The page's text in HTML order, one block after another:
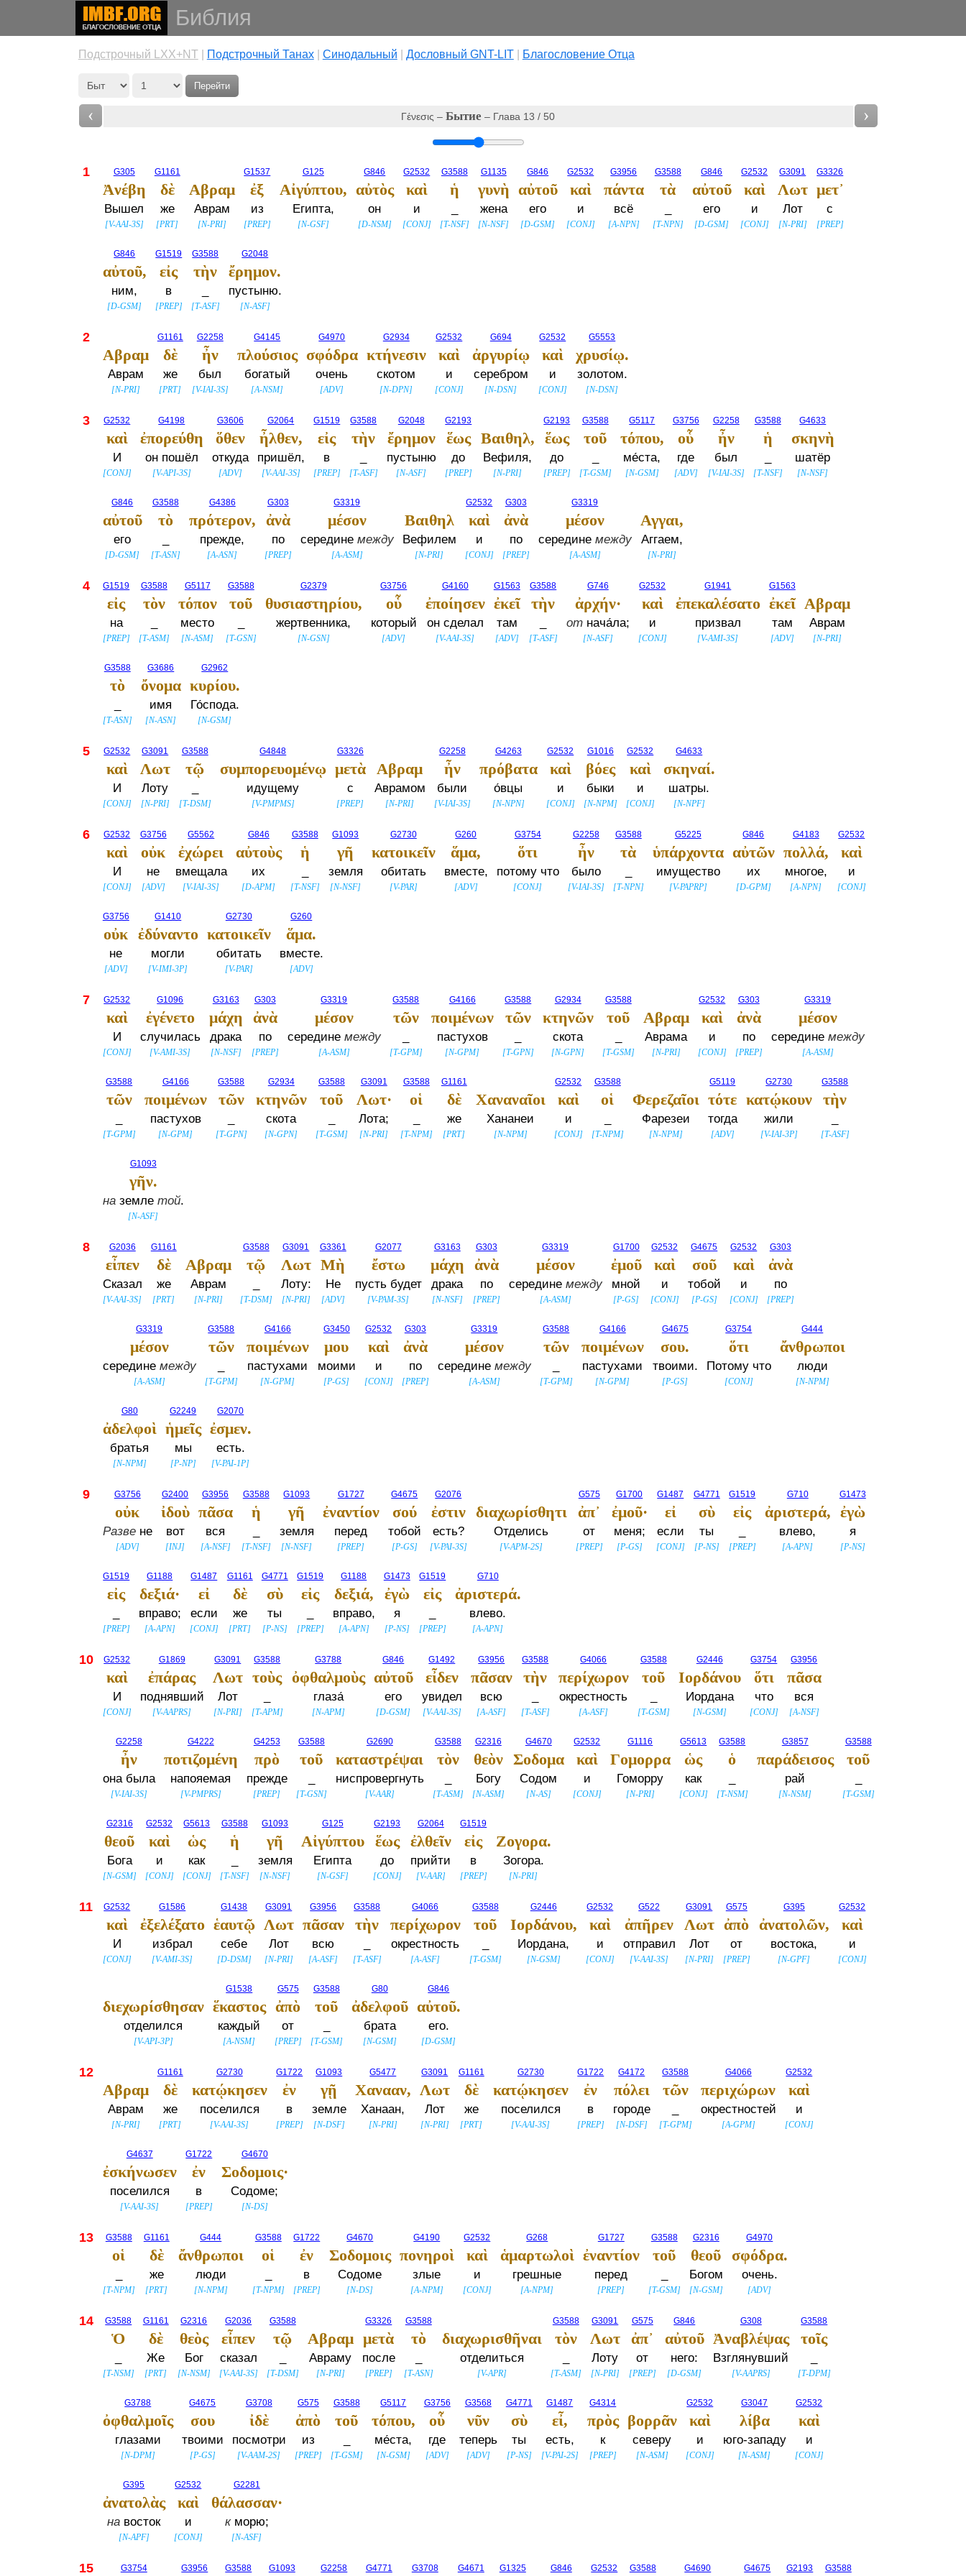
Библия
Подстрочный LXX+NT| Подстрочный Танах| Cинодальный Дословный GNT-LIT| Благословение Отца
Перейти
‹ Γένεσις –Бытие – Глава 13 / 50 ›
1 G305
Ἀνέβη
Вышел
[V-AAI-3S]
G1161
δὲ
же
[PRT]
Αβραμ
Аврам
[N-PRI]
G1537
ἐξ
из
[PREP]
G125
Αἰγύπτου,
Египта,
[N-GSF]
G846
αὐτὸς
он
[D-NSM]
G2532
καὶ
и
[CONJ]
G3588
ἡ
[T-NSF]
G1135
γυνὴ
жена
[N-NSF]
G846
αὐτοῦ
его
[D-GSM]
G2532
καὶ
и
[CONJ]
G3956
πάντα
всё
[A-NPN]
G3588
τὰ
[T-NPN]
G846
αὐτοῦ
его
[D-GSM]
G2532
καὶ
и
[CONJ]
G3091
Λωτ
Лот
[N-PRI]
G3326
μετ᾽
с
[PREP]
G846
αὐτοῦ,
ним,
[D-GSM]
G1519
εἰς
в
[PREP]
G3588
τὴν
[T-ASF]
G2048
ἔρημον.
пустыню.
[N-ASF]
2
Αβραμ
Аврам
[N-PRI]
G1161
δὲ
же
[PRT]
G2258
ἦν
был
[V-IAI-3S]
G4145
πλούσιος
богатый
[A-NSM]
G4970
σφόδρα
очень
[ADV]
G2934
κτήνεσιν
скотом
[N-DPN]
G2532
καὶ
и
[CONJ]
G694
ἀργυρίῳ
серебром
[N-DSN]
G2532
καὶ
и
[CONJ]
G5553
χρυσίῳ.
золотом.
[N-DSN]
3 G2532
καὶ
И
[CONJ]
G4198
ἐπορεύθη
он пошёл
[V-API-3S]
G3606
ὅθεν
откуда
[ADV]
G2064
ἦλθεν,
пришёл,
[V-AAI-3S]
G1519
εἰς
в
[PREP]
G3588
τὴν
[T-ASF]
G2048
ἔρημον
пустыню
[N-ASF]
G2193
ἕως
до
[PREP]
Βαιθηλ,
Вефиля,
[N-PRI]
G2193
ἕως
до
[PREP]
G3588
τοῦ
[T-GSM]
G5117
τόπου,
ме́ста,
[N-GSM]
G3756
οὗ
где
[ADV]
G2258
ἦν
был
[V-IAI-3S]
G3588
ἡ
[T-NSF]
G4633
σκηνὴ
шатёр
[N-NSF]
G846
αὐτοῦ
его
[D-GSM]
G3588
τὸ
[T-ASN]
G4386
πρότερον,
прежде,
[A-ASN]
G303
ἀνὰ
по
[PREP]
G3319
μέσον
середине между
[A-ASM]
Βαιθηλ
Вефилем
[N-PRI]
G2532
καὶ
и
[CONJ]
G303
ἀνὰ
по
[PREP]
G3319
μέσον
середине между
[A-ASM]
Αγγαι,
Аггаем,
[N-PRI]
4 G1519
εἰς
на
[PREP]
G3588
τὸν
[T-ASM]
G5117
τόπον
место
[N-ASM]
G3588
τοῦ
[T-GSN]
G2379
θυσιαστηρίου,
жертвенника,
[N-GSN]
G3756
οὗ
который
[ADV]
G4160
ἐποίησεν
он сделал
[V-AAI-3S]
G1563
ἐκεῖ
там
[ADV]
G3588
τὴν
[T-ASF]
G746
ἀρχήν·
отнача́ла;
[N-ASF]
G2532
καὶ
и
[CONJ]
G1941
ἐπεκαλέσατο
призвал
[V-AMI-3S]
G1563
ἐκεῖ
там
[ADV]
Αβραμ
Аврам
[N-PRI]
G3588
τὸ
[T-ASN]
G3686
ὄνομα
имя
[N-ASN]
G2962
κυρίου.
Го́спода.
[N-GSM]
5 G2532
καὶ
И
[CONJ]
G3091
Λωτ
Лоту
[N-PRI]
G3588
τῷ
[T-DSM]
G4848
συμπορευομένῳ
идущему
[V-PMPMS]
G3326
μετὰ
с
[PREP]
Αβραμ
Аврамом
[N-PRI]
G2258
ἦν
были
[V-IAI-3S]
G4263
πρόβατα
о́вцы
[N-NPN]
G2532
καὶ
и
[CONJ]
G1016
βόες
быки
[N-NPM]
G2532
καὶ
и
[CONJ]
G4633
σκηναί.
шатры.
[N-NPF]
6 G2532
καὶ
И
[CONJ]
G3756
οὐκ
не
[ADV]
G5562
ἐχώρει
вмещала
[V-IAI-3S]
G846
αὐτοὺς
их
[D-APM]
G3588
ἡ
[T-NSF]
G1093
γῆ
земля
[N-NSF]
G2730
κατοικεῖν
обитать
[V-PAR]
G260
ἅμα,
вместе,
[ADV]
G3754
ὅτι
потому что
[CONJ]
G2258
ἦν
было
[V-IAI-3S]
G3588
τὰ
[T-NPN]
G5225
ὑπάρχοντα
имущество
[V-PAPRP]
G846
αὐτῶν
их
[D-GPM]
G4183
πολλά,
многое,
[A-NPN]
G2532
καὶ
и
[CONJ]
G3756
οὐκ
не
[ADV]
G1410
ἐδύναντο
могли
[V-IMI-3P]
G2730
κατοικεῖν
обитать
[V-PAR]
G260
ἅμα.
вместе.
[ADV]
7 G2532
καὶ
И
[CONJ]
G1096
ἐγένετο
случилась
[V-AMI-3S]
G3163
μάχη
драка
[N-NSF]
G303
ἀνὰ
по
[PREP]
G3319
μέσον
середине между
[A-ASM]
G3588
τῶν
[T-GPM]
G4166
ποιμένων
пастухов
[N-GPM]
G3588
τῶν
[T-GPN]
G2934
κτηνῶν
скота
[N-GPN]
G3588
τοῦ
[T-GSM]
Αβραμ
Аврама
[N-PRI]
G2532
καὶ
и
[CONJ]
G303
ἀνὰ
по
[PREP]
G3319
μέσον
середине между
[A-ASM]
G3588
τῶν
[T-GPM]
G4166
ποιμένων
пастухов
[N-GPM]
G3588
τῶν
[T-GPN]
G2934
κτηνῶν
скота
[N-GPN]
G3588
τοῦ
[T-GSM]
G3091
Λωτ·
Лота;
[N-PRI]
G3588
οἱ
[T-NPM]
G1161
δὲ
же
[PRT]
Χαναναῖοι
Хананеи
[N-NPM]
G2532
καὶ
и
[CONJ]
G3588
οἱ
[T-NPM]
Φερεζαῖοι
Фарезеи
[N-NPM]
G5119
τότε
тогда
[ADV]
G2730
κατῴκουν
жили
[V-IAI-3P]
G3588
τὴν
[T-ASF]
G1093
γῆν.
наземле той.
[N-ASF]
8 G2036
εἶπεν
Сказал
[V-AAI-3S]
G1161
δὲ
же
[PRT]
Αβραμ
Аврам
[N-PRI]
G3588
τῷ
[T-DSM]
G3091
Λωτ
Лоту:
[N-PRI]
G3361
Μὴ
Не
[ADV]
G2077
ἔστω
пусть будет
[V-PAM-3S]
G3163
μάχη
драка
[N-NSF]
G303
ἀνὰ
по
[PREP]
G3319
μέσον
середине между
[A-ASM]
G1700
ἐμοῦ
мной
[P-GS]
G2532
καὶ
и
[CONJ]
G4675
σοῦ
тобой
[P-GS]
G2532
καὶ
и
[CONJ]
G303
ἀνὰ
по
[PREP]
G3319
μέσον
середине между
[A-ASM]
G3588
τῶν
[T-GPM]
G4166
ποιμένων
пастухами
[N-GPM]
G3450
μου
моими
[P-GS]
G2532
καὶ
и
[CONJ]
G303
ἀνὰ
по
[PREP]
G3319
μέσον
середине между
[A-ASM]
G3588
τῶν
[T-GPM]
G4166
ποιμένων
пастухами
[N-GPM]
G4675
σου.
твоими.
[P-GS]
G3754
ὅτι
Потому что
[CONJ]
G444
ἄνθρωποι
люди
[N-NPM]
G80
ἀδελφοὶ
братья
[N-NPM]
G2249
ἡμεῖς
мы
[P-NP]
G2070
ἐσμεν.
есть.
[V-PAI-1P]
9 G3756
οὐκ
Развене
[ADV]
G2400
ἰδοὺ
вот
[INJ]
G3956
πᾶσα
вся
[A-NSF]
G3588
ἡ
[T-NSF]
G1093
γῆ
земля
[N-NSF]
G1727
ἐναντίον
перед
[PREP]
G4675
σού
тобой
[P-GS]
G2076
ἐστιν
есть?
[V-PAI-3S]
διαχωρίσθητι
Отделись
[V-APM-2S]
G575
ἀπ᾽
от
[PREP]
G1700
ἐμοῦ·
меня;
[P-GS]
G1487
εἰ
если
[CONJ]
G4771
σὺ
ты
[P-NS]
G1519
εἰς
[PREP]
G710
ἀριστερά,
влево,
[A-APN]
G1473
ἐγὼ
я
[P-NS]
G1519
εἰς
[PREP]
G1188
δεξιά·
вправо;
[A-APN]
G1487
εἰ
если
[CONJ]
G1161
δὲ
же
[PRT]
G4771
σὺ
ты
[P-NS]
G1519
εἰς
[PREP]
G1188
δεξιά,
вправо,
[A-APN]
G1473
ἐγὼ
я
[P-NS]
G1519
εἰς
[PREP]
G710
ἀριστερά.
влево.
[A-APN]
10 G2532
καὶ
И
[CONJ]
G1869
ἐπάρας
поднявший
[V-AAPRS]
G3091
Λωτ
Лот
[N-PRI]
G3588
τοὺς
[T-APM]
G3788
ὀφθαλμοὺς
глаза́
[N-APM]
G846
αὐτοῦ
его
[D-GSM]
G1492
εἶδεν
увидел
[V-AAI-3S]
G3956
πᾶσαν
всю
[A-ASF]
G3588
τὴν
[T-ASF]
G4066
περίχωρον
окрестность
[A-ASF]
G3588
τοῦ
[T-GSM]
G2446
Ιορδάνου
Иордана
[N-GSM]
G3754
ὅτι
что
[CONJ]
G3956
πᾶσα
вся
[A-NSF]
G2258
ἦν
она была
[V-IAI-3S]
G4222
ποτιζομένη
напояемая
[V-PMPRS]
G4253
πρὸ
прежде
[PREP]
G3588
τοῦ
[T-GSN]
G2690
καταστρέψαι
ниспровергнуть
[V-AAR]
G3588
τὸν
[T-ASM]
G2316
θεὸν
Богу
[N-ASM]
G4670
Σοδομα
Содом
[N-AS]
G2532
καὶ
и
[CONJ]
G1116
Γομορρα
Гоморру
[N-PRI]
G5613
ὡς
как
[CONJ]
G3588
ὁ
[T-NSM]
G3857
παράδεισος
рай
[N-NSM]
G3588
τοῦ
[T-GSM]
G2316
θεοῦ
Бога
[N-GSM]
G2532
καὶ
и
[CONJ]
G5613
ὡς
как
[CONJ]
G3588
ἡ
[T-NSF]
G1093
γῆ
земля
[N-NSF]
G125
Αἰγύπτου
Египта
[N-GSF]
G2193
ἕως
до
[CONJ]
G2064
ἐλθεῖν
прийти
[V-AAR]
G1519
εἰς
в
[PREP]
Ζογορα.
Зогора.
[N-PRI]
11 G2532
καὶ
И
[CONJ]
G1586
ἐξελέξατο
избрал
[V-AMI-3S]
G1438
ἑαυτῷ
себе
[D-DSM]
G3091
Λωτ
Лот
[N-PRI]
G3956
πᾶσαν
всю
[A-ASF]
G3588
τὴν
[T-ASF]
G4066
περίχωρον
окрестность
[A-ASF]
G3588
τοῦ
[T-GSM]
G2446
Ιορδάνου,
Иордана,
[N-GSM]
G2532
καὶ
и
[CONJ]
G522
ἀπῆρεν
отправил
[V-AAI-3S]
G3091
Λωτ
Лот
[N-PRI]
G575
ἀπὸ
от
[PREP]
G395
ἀνατολῶν,
востока,
[N-GPF]
G2532
καὶ
и
[CONJ]
διεχωρίσθησαν
отделился
[V-API-3P]
G1538
ἕκαστος
каждый
[A-NSM]
G575
ἀπὸ
от
[PREP]
G3588
τοῦ
[T-GSM]
G80
ἀδελφοῦ
брата
[N-GSM]
G846
αὐτοῦ.
его.
[D-GSM]
12
Αβραμ
Аврам
[N-PRI]
G1161
δὲ
же
[PRT]
G2730
κατῴκησεν
поселился
[V-AAI-3S]
G1722
ἐν
в
[PREP]
G1093
γῇ
земле
[N-DSF]
G5477
Χανααν,
Ханаан,
[N-PRI]
G3091
Λωτ
Лот
[N-PRI]
G1161
δὲ
же
[PRT]
G2730
κατῴκησεν
поселился
[V-AAI-3S]
G1722
ἐν
в
[PREP]
G4172
πόλει
городе
[N-DSF]
G3588
τῶν
[T-GPM]
G4066
περιχώρων
окрестностей
[A-GPM]
G2532
καὶ
и
[CONJ]
G4637
ἐσκήνωσεν
поселился
[V-AAI-3S]
G1722
ἐν
в
[PREP]
G4670
Σοδομοις·
Содоме;
[N-DS]
13 G3588
οἱ
[T-NPM]
G1161
δὲ
же
[PRT]
G444
ἄνθρωποι
люди
[N-NPM]
G3588
οἱ
[T-NPM]
G1722
ἐν
в
[PREP]
G4670
Σοδομοις
Содоме
[N-DS]
G4190
πονηροὶ
злые
[A-NPM]
G2532
καὶ
и
[CONJ]
G268
ἁμαρτωλοὶ
грешные
[A-NPM]
G1727
ἐναντίον
перед
[PREP]
G3588
τοῦ
[T-GSM]
G2316
θεοῦ
Богом
[N-GSM]
G4970
σφόδρα.
очень.
[ADV]
14 G3588
Ὁ
[T-NSM]
G1161
δὲ
Же
[PRT]
G2316
θεὸς
Бог
[N-NSM]
G2036
εἶπεν
сказал
[V-AAI-3S]
G3588
τῷ
[T-DSM]
Αβραμ
Авраму
[N-PRI]
G3326
μετὰ
после
[PREP]
G3588
τὸ
[T-ASN]
διαχωρισθῆναι
отделиться
[V-APR]
G3588
τὸν
[T-ASM]
G3091
Λωτ
Лоту
[N-PRI]
G575
ἀπ᾽
от
[PREP]
G846
αὐτοῦ
него:
[D-GSM]
G308
Ἀναβλέψας
Взглянувший
[V-AAPRS]
G3588
τοῖς
[T-DPM]
G3788
ὀφθαλμοῖς
глазами
[N-DPM]
G4675
σου
твоими
[P-GS]
G3708
ἰδὲ
посмотри
[V-AAM-2S]
G575
ἀπὸ
из
[PREP]
G3588
τοῦ
[T-GSM]
G5117
τόπου,
ме́ста,
[N-GSM]
G3756
οὗ
где
[ADV]
G3568
νῦν
теперь
[ADV]
G4771
σὺ
ты
[P-NS]
G1487
εἶ,
есть,
[V-PAI-2S]
G4314
πρὸς
к
[PREP]
βορρᾶν
северу
[N-ASM]
G2532
καὶ
и
[CONJ]
G3047
λίβα
юго-западу
[N-ASM]
G2532
καὶ
и
[CONJ]
G395
ἀνατολὰς
на восток
[N-APF]
G2532
καὶ
и
[CONJ]
G2281
θάλασσαν·
кморю;
[N-ASF]
15 G3754 G3956 G3588 G1093 G2258 G4771 G3708 G4671 G1325 G846 G2532 G3588 G4690 G4675 G2193 G3588